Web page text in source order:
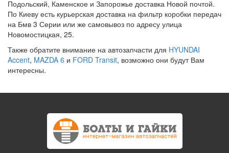
Подольский, Каменское и Запорожье доставка Новой почтой.
По Киеву есть курьерская доставка на фильтр коробки передач
на Бмв 3 Серии или же самовывоз по адресу улица
Новомостицкая, 25.
Также обратите внимание на автозапчасти для HYUNDAI
Accent, MAZDA 6 и FORD Transit, возможно они будут Вам
интересны.